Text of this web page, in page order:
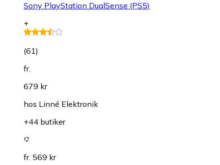
Sony PlayStation DualSense (PS5)
+
(61)
fr.
679 kr
hos Linné Elektronik
+44 butiker
fr. 569 kr